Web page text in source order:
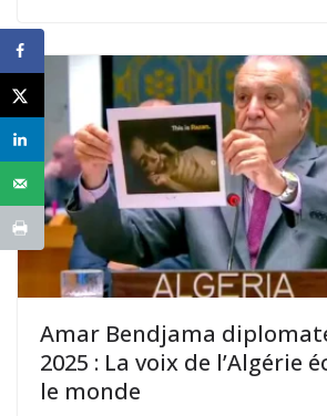
Amar Bendjama
2025 : La voix de l’Algérie
le monde